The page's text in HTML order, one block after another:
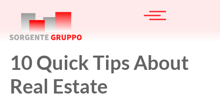
10 Quick Tips About
Real Estate